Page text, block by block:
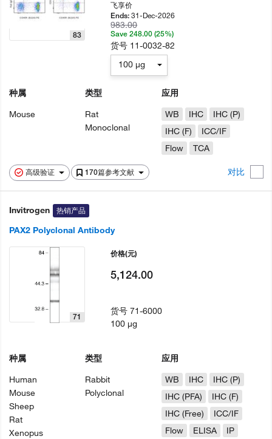
高级验证 170篇参考文献 对比
83
种属
Mouse
类型
Rat
Monoclonal
应用
WB
IHC
IHC (P)
IHC (F)
ICC/IF
Flow
TCA
飞享价
Ends:31-Dec-2026
983.00
Save 248.00 (25%)
货号 11-0032-82
100 µg
Invitrogen 热销产品
PAX2 Polyclonal Antibody
71
种属
Human
Mouse
Sheep
Rat
Xenopus
类型
Rabbit
Polyclonal
应用
WB
IHC
IHC (P)
IHC (PFA)
IHC (F)
IHC (Free)
ICC/IF
Flow
ELISA
IP
价格(元)
5,124.00
货号71-6000
100 µg